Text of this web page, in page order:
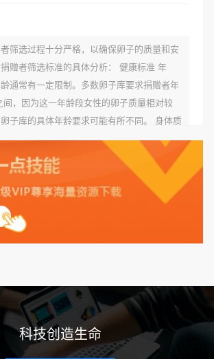
筛选过程十分严格，以确保卵子的质量和安
赠者筛选标准的具体分析： 健康标准 年
通常有一定限制。多数卵子库要求捐赠者年
，因为这一年龄段女性的卵子质量相对较
子库的具体年龄要求可能有所不同。 身体质
捐赠者的BMI通常需要在正常范围内，以确
良好。过高的BMI可能与多种健康问题相关
妊娠并发症。 生殖健康：捐赠者需要有规律
殖障碍或异常问题。此外，还需要进行详细的
其生殖系统的健康。 遗传病史与家族病史：
员需要无严重的遗传病史、精神病史和传染
通过基因检测、家族史调查和医疗记录审查
受卵者的病原体。 药物与生活习惯：捐赠者需
用者、非吸烟者、非吸毒者，并且未使用可能
物，如某些精神药物和避孕植入物。 学历与
求：部分卵子库对捐赠者的学历有一定要求，
科技创造生命